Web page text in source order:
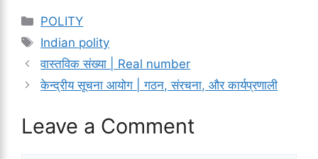
Categories
POLITY
Tags
Indian polity
वास्तविक संख्या | Real number
केन्द्रीय सूचना आयोग | गठन, संरचना, और कार्यप्रणाली
Leave a Comment